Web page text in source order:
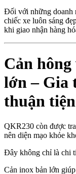
Đối với những doanh
chiếc xe luôn sáng
khi giao nhận hàng
Cản hông
lớn – Gia
thuận
QKR230 còn được
nên diện mạo khỏe
Đây không chỉ là chi
Cản inox bản lớn